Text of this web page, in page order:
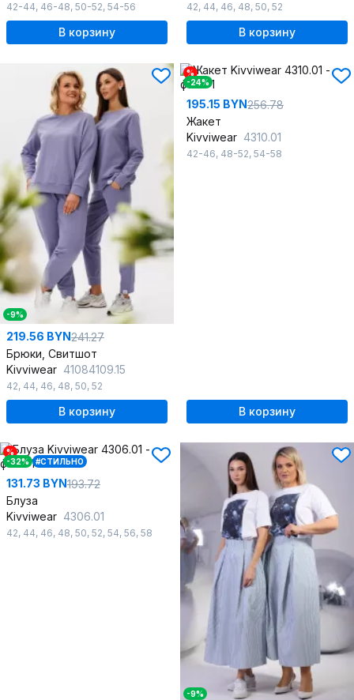
42-44, 46-48, 50-52, 54-56
В корзину
42, 44, 46, 48, 50, 52
В корзину
-9%
219.56 BYN241.27
Брюки, Свитшот
Kivviwear 41084109.15
42, 44, 46, 48, 50, 52
В корзину
%
-24%
195.15 BYN256.78
Жакет
Kivviwear 4310.01
42-46, 48-52, 54-58
В корзину
%
-32%
#СТИЛЬНО
131.73 BYN193.72
Блуза
Kivviwear 4306.01
42, 44, 46, 48, 50, 52, 54, 56, 58
-9%